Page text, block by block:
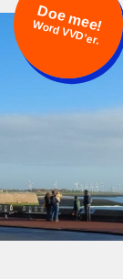
Doe mee!
Word VVD'er.